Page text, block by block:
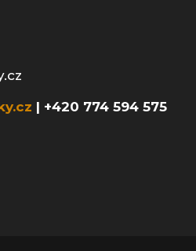
| +420 774 594 575